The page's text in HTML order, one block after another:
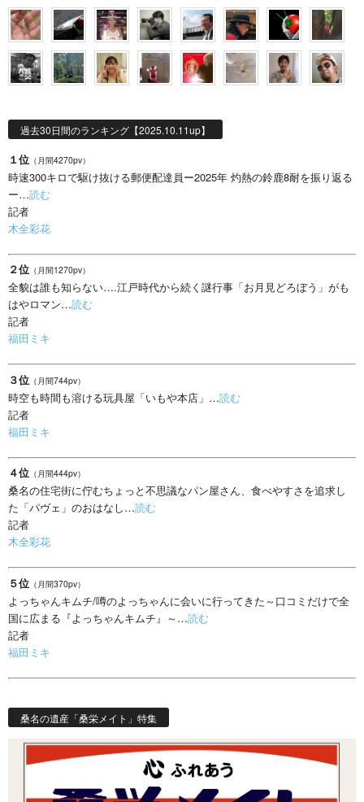
過去30日間のランキング【2025.10.11up】
１位 （月間4270pv）
時速300キロで駆け抜ける郵便配達員ー2025年 灼熱の鈴鹿8耐を振り返る
ー…読む
記者
木全彩花
２位 （月間1270pv）
全貌は誰も知らない….江戸時代から続く謎行事「お月見どろぼう」がも
はやロマン…読む
記者
福田ミキ
３位 （月間744pv）
時空も時間も溶ける玩具屋「いもや本店」…読む
記者
福田ミキ
４位 （月間444pv）
桑名の住宅街に佇むちょっと不思議なパン屋さん、食べやすさを追求し
た「パヴェ」のおはなし…読む
記者
木全彩花
５位 （月間370pv）
よっちゃんキムチ/噂のよっちゃんに会いに行ってきた～口コミだけで全
国に広まる『よっちゃんキムチ』～…読む
記者
福田ミキ
桑名の遺産「桑栄メイト」特集